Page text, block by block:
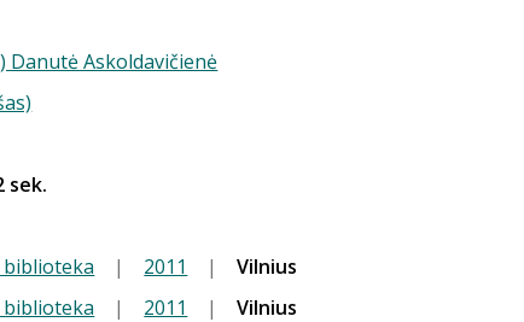
Danutė Askoldavičienė
sek.
| 2011 |
Vilnius
| 2011 | Vilnius